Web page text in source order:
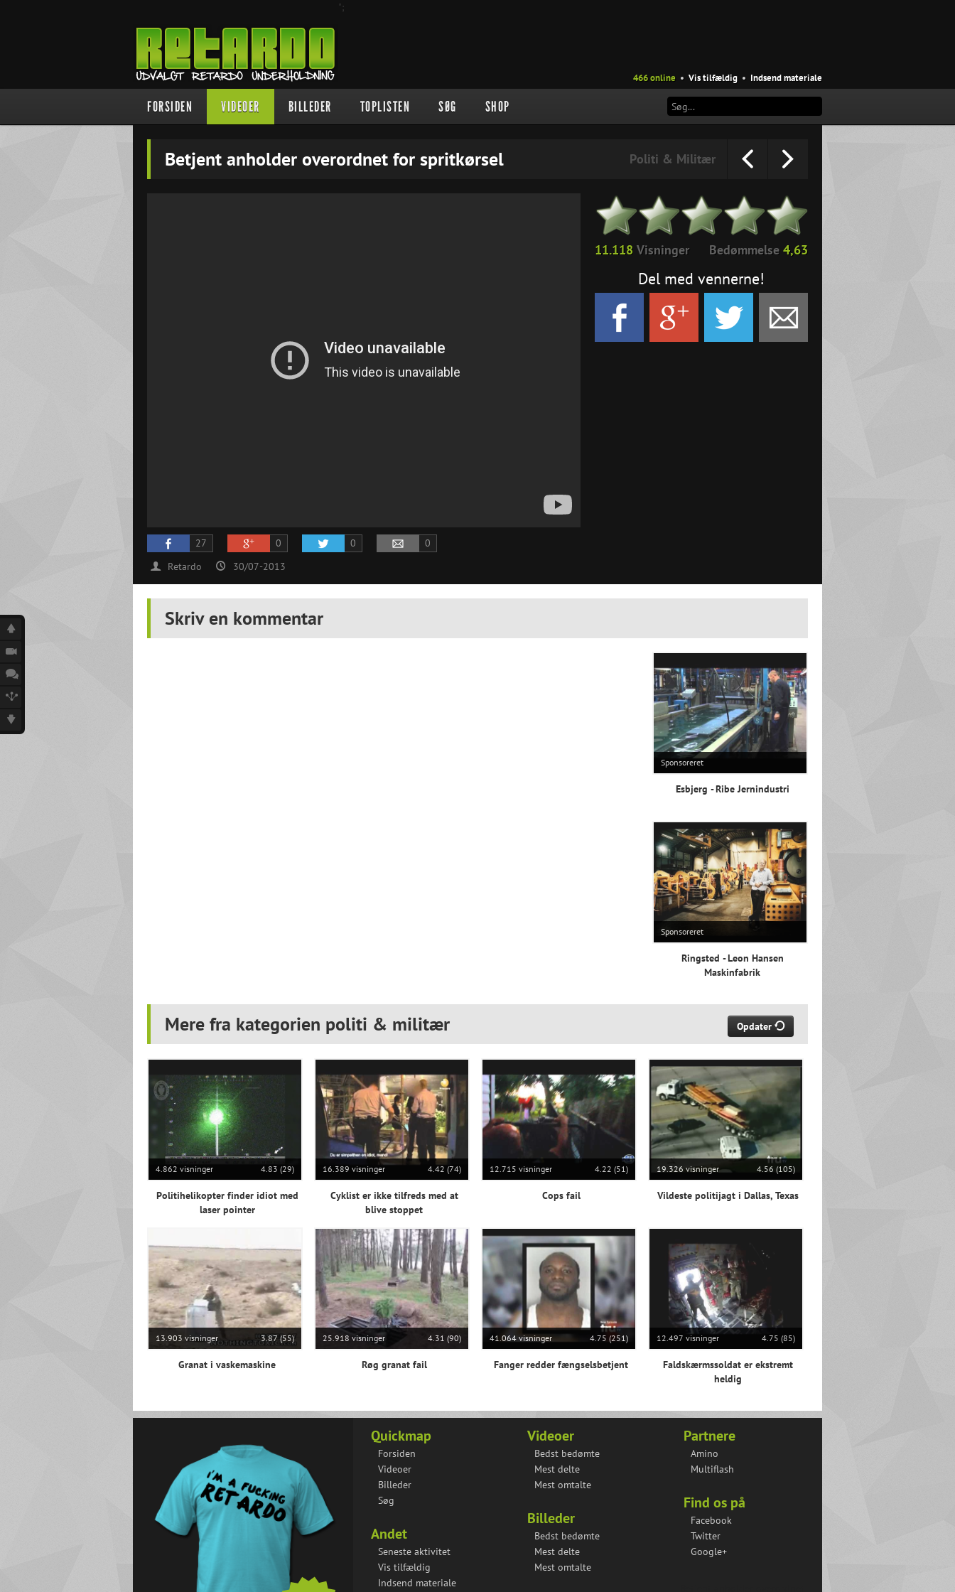
";
466 online • Vis tilfældig • Indsend materiale
FORSIDEN VIDEOER BILLEDER TOPLISTEN SØG SHOP
Betjent anholder overordnet for spritkørsel Politi & Militær
11.118 Visninger Bedømmelse 4,63
Del med vennerne!
27 0 0
0
Retardo
30/07-2013
Skriv en kommentar
Sponsoreret
Esbjerg - Ribe Jernindustri
Sponsoreret
Ringsted - Leon Hansen
Maskinfabrik
Mere fra kategorien politi & militær Opdater
4.862 visninger 4.83 (29)
Politihelikopter finder idiot med
laser pointer
16.389 visninger 4.42 (74)
Cyklist er ikke tilfreds med at
blive stoppet
12.715 visninger 4.22 (51)
Cops fail
19.326 visninger 4.56 (105)
Vildeste politijagt i Dallas, Texas
13.903 visninger 3.87 (55)
Granat i vaskemaskine
25.918 visninger 4.31 (90)
Røg granat fail
41.064 visninger 4.75 (251)
Fanger redder fængselsbetjent
12.497 visninger 4.75 (85)
Faldskærmssoldat er ekstremt
heldig
Partnere
Amino
Multiflash
Find os på
Facebook
Twitter
Google+
Videoer
Bedst bedømte
Mest delte
Mest omtalte
Billeder
Bedst bedømte
Mest delte
Mest omtalte
Quickmap
Forsiden
Videoer
Billeder
Søg
Andet
Seneste aktivitet
Vis tilfældig
Indsend materiale